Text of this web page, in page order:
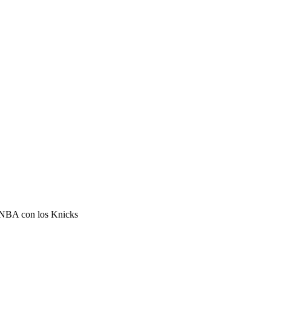
con los Knicks